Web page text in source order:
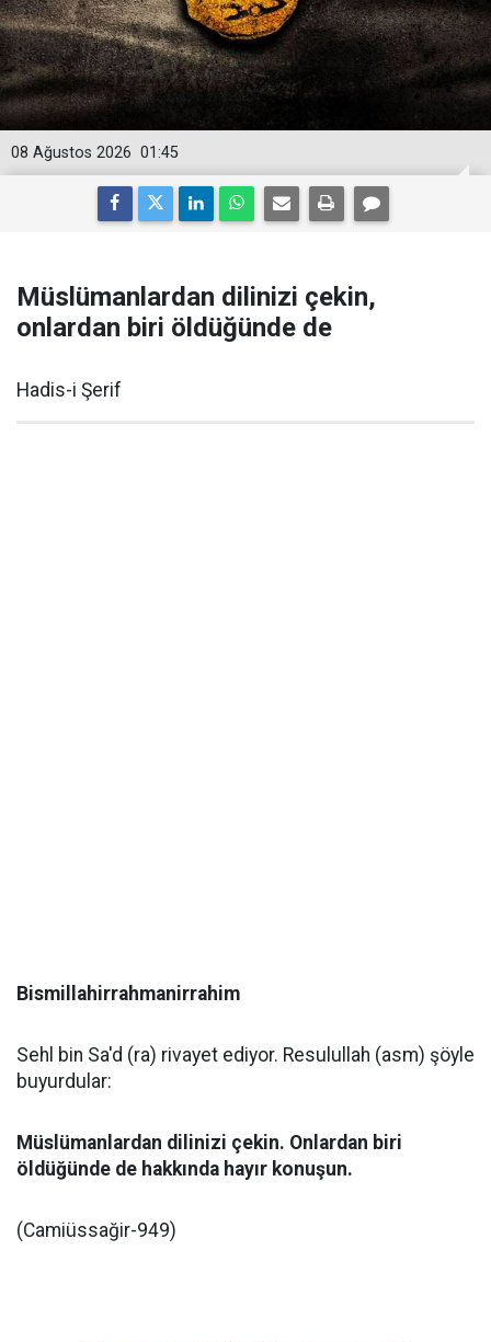
01:45
08 Ağustos 2026
Müslümanlardan dilinizi çekin,
onlardan biri öldüğünde de
Hadis-i Şerif
Bismillahirrahmanirrahim
Sehl bin Sa'd (ra) rivayet ediyor. Resulullah (asm) şöyle
buyurdular:
Müslümanlardan dilinizi çekin. Onlardan biri
öldüğünde de hakkında hayır konuşun.
(Camiüssağir-949)